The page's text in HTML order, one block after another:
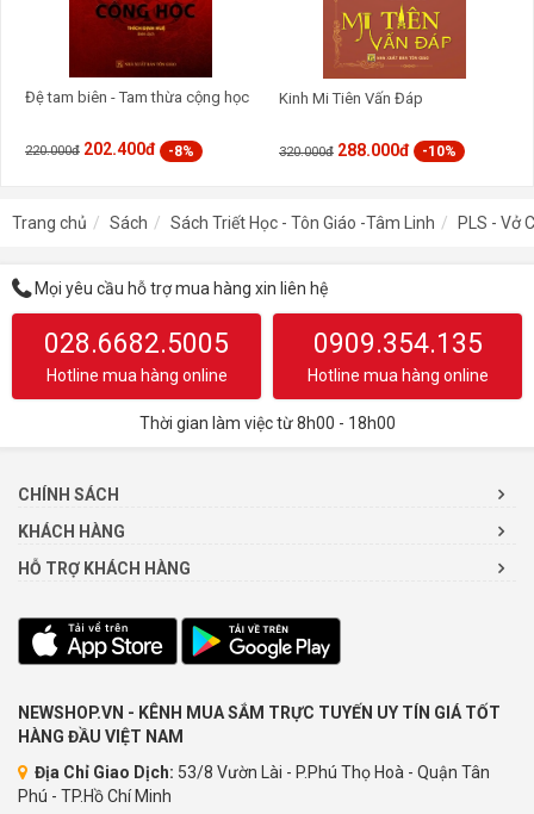
Đệ tam biên - Tam thừa cộng học
220.000đ 202.400đ -8%
Kinh Mi Tiên Vấn Đáp
320.000đ 288.000đ -10%
Trang chủ Sách Sách Triết Học - Tôn Giáo -Tâm Linh PLS - Vở
Mọi yêu cầu hỗ trợ mua hàng xin liên hệ
028.6682.5005
Hotline mua hàng online
0909.354.135
Hotline mua hàng online
Thời gian làm việc từ 8h00 - 18h00
CHÍNH SÁCH
KHÁCH HÀNG
HỖ TRỢ KHÁCH HÀNG
NEWSHOP.VN - KÊNH MUA SẮM TRỰC TUYẾN UY TÍN GIÁ TỐT
HÀNG ĐẦU VIỆT NAM
Địa Chỉ Giao Dịch: 53/8 Vườn Lài - P.Phú Thọ Hoà - Quận Tân
Phú - TP.Hồ Chí Minh